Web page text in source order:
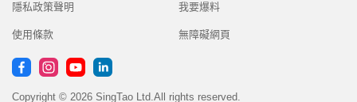
隱私政策聲明
使用條款
我要爆料
無障礙網頁
Copyright © 2026 SingTao Ltd.All rights reserved.